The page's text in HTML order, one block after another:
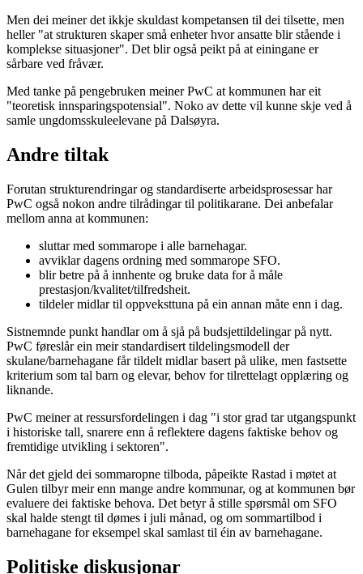
Men dei meiner det ikkje skuldast kompetansen til dei tilsette, men
heller "at strukturen skaper små enheter hvor ansatte blir stående i
komplekse situasjoner". Det blir også peikt på at einingane er
sårbare ved fråvær.
Med tanke på pengebruken meiner PwC at kommunen har eit
"teoretisk innsparingspotensial". Noko av dette vil kunne skje ved å
samle ungdomsskuleelevane på Dalsøyra.
Andre tiltak
Forutan strukturendringar og standardiserte arbeidsprosessar har
PwC også nokon andre tilrådingar til politikarane. Dei anbefalar
mellom anna at kommunen:
sluttar med sommarope i alle barnehagar.
avviklar dagens ordning med sommarope SFO.
blir betre på å innhente og bruke data for å måle
prestasjon/kvalitet/tilfredsheit.
tildeler midlar til oppveksttuna på ein annan måte enn i dag.
Sistnemnde punkt handlar om å sjå på budsjettildelingar på nytt.
PwC føreslår ein meir standardisert tildelingsmodell der
skulane/barnehagane får tildelt midlar basert på ulike, men fastsette
kriterium som tal barn og elevar, behov for tilrettelagt opplæring og
liknande.
PwC meiner at ressursfordelingen i dag "i stor grad tar utgangspunkt
i historiske tall, snarere enn å reflektere dagens faktiske behov og
fremtidige utvikling i sektoren".
Når det gjeld dei sommaropne tilboda, påpeikte Rastad i møtet at
Gulen tilbyr meir enn mange andre kommunar, og at kommunen bør
evaluere dei faktiske behova. Det betyr å stille spørsmål om SFO
skal halde stengt til dømes i juli månad, og om sommartilbod i
barnehagane for eksempel skal samlast til éin av barnehagane.
Politiske diskusjonar